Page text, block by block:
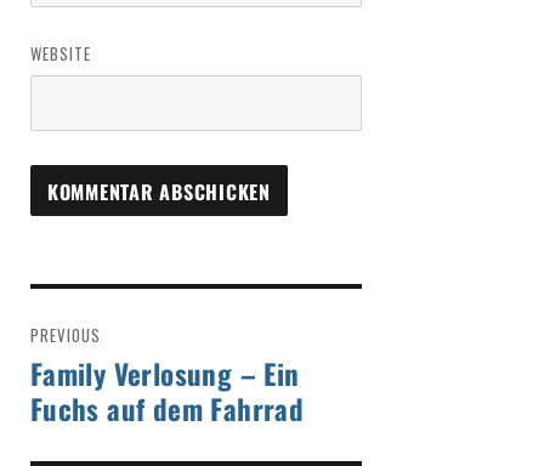
WEBSITE
PREVIOUS
Family Verlosung – Ein
Fuchs auf dem Fahrrad